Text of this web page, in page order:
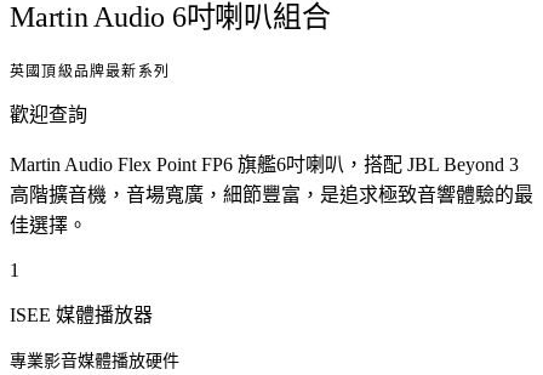
Martin Audio 6吋喇叭組合
英國頂級品牌最新系列
歡迎查詢
Martin Audio Flex Point FP6 旗艦6吋喇叭，搭配 JBL Beyond 3
高階擴音機，音場寬廣，細節豐富，是追求極致音響體驗的最
佳選擇。
1
ISEE 媒體播放器
專業影音媒體播放硬件